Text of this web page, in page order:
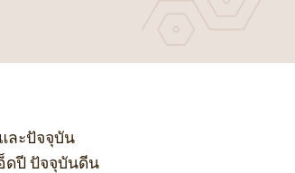
ละปัจจุบัน
ดปี ปัจจุบันดีน